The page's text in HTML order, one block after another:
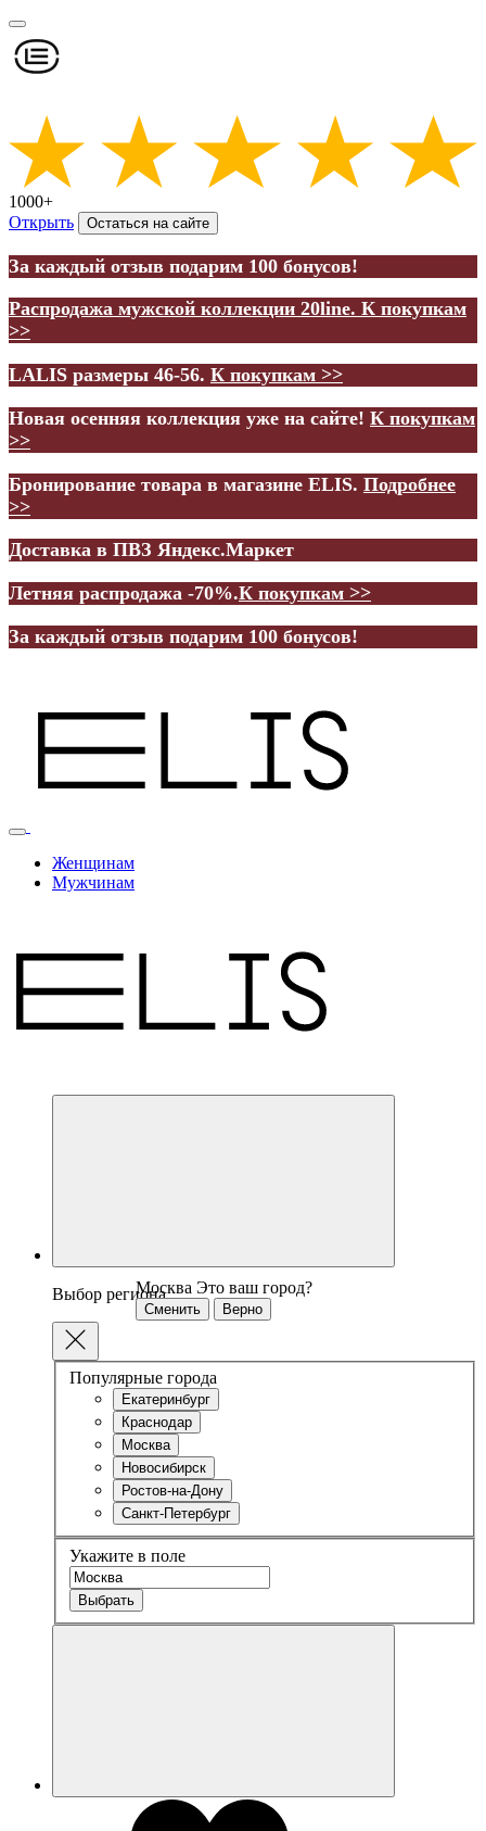
1000+
Открыть
Остаться на сайте
За каждый отзыв подарим 100 бонусов!
Распродажа мужской коллекции 20line. К покупкам
>>
LALIS размеры 46-56. К покупкам >>
Новая осенняя коллекция уже на сайте! К покупкам
>>
Бронирование товара в магазине ELIS. Подробнее
>>
Доставка в ПВЗ Яндекс.Маркет
Летняя распродажа -70%.К покупкам >>
За каждый отзыв подарим 100 бонусов!
Женщинам
Мужчинам
Выбор региона
Популярные города
Екатеринбург
Краснодар
Москва
Новосибирск
Ростов-на-Дону
Санкт-Петербург
Укажите в поле
Выбрать
Москва Это ваш город?
Сменить Верно